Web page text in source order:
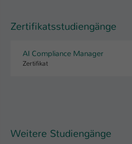
Zertifikatsstudiengänge
AI Compliance Manager
Zertifikat
Weitere Studiengänge